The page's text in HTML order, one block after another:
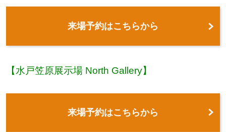
来場予約はこちらから
【水戸笠原展示場 North Gallery】
来場予約はこちらから